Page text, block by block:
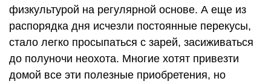
физкультурой на регулярной основе. А еще из
распорядка дня исчезли постоянные перекусы,
стало легко просыпаться с зарей, засиживаться
до полуночи неохота. Многие хотят привезти
домой все эти полезные приобретения, но